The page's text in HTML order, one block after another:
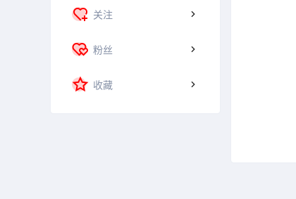
关注
粉丝
收藏